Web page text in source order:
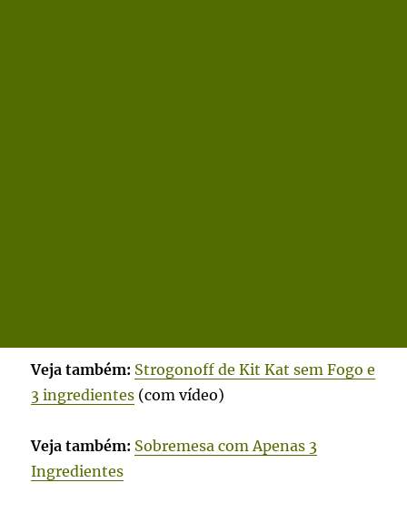
Veja também: Strogonoff de Kit Kat sem Fogo e
3 ingredientes (com vídeo)
Veja também: Sobremesa com Apenas 3
Ingredientes